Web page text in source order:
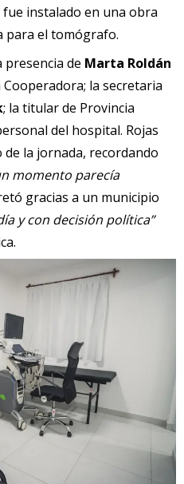
instalado en una obra
para el tomógrafo.
presencia de Marta Roldán
la secretaria
; la titular de Provincia
del hospital. Rojas
la jornada, recordando
momento parecía
gracias a un municipio
y con decisión política”